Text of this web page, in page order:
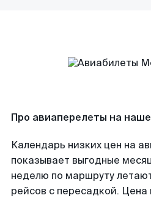
Про авиаперелеты на
Календарь низких цен на
показывает выгодные
неделю по маршруту
рейсов с пересадкой. Цена